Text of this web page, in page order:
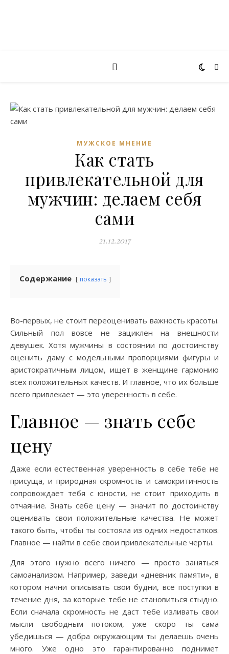
МУЖСКОЕ МНЕНИЕ
Как стать
привлекательной для
мужчин: делаем себя
сами
21.12.2017
Содержание показать
Во-первых, не стоит переоценивать важность красоты.
Сильный пол вовсе не зациклен на внешности
девушек. Хотя мужчины в состоянии по достоинству
оценить даму с модельными пропорциями фигуры и
аристократичным лицом, ищет в женщине гармонию
всех положительных качеств. И главное, что их больше
всего привлекает — это уверенность в себе.
Главное — знать себе
цену
Даже если естественная уверенность в себе тебе не
присуща, и природная скромность и самокритичность
сопровождает тебя с юности, не стоит приходить в
отчаяние. Знать себе цену — значит по достоинству
оценивать свои положительные качества. Не может
такого быть, чтобы ты состояла из одних недостатков.
Главное — найти в себе свои привлекательные черты.
Для этого нужно всего ничего — просто заняться
самоанализом. Например, заведи «дневник памяти», в
котором начни описывать свои будни, все поступки в
течение дня, за которые тебе не становиться стыдно.
Если сначала скромность не даст тебе изливать свои
мысли свободным потоком, уже скоро ты сама
убедишься — добра окружающим ты делаешь очень
много. Уже одно это гарантированно поднимет